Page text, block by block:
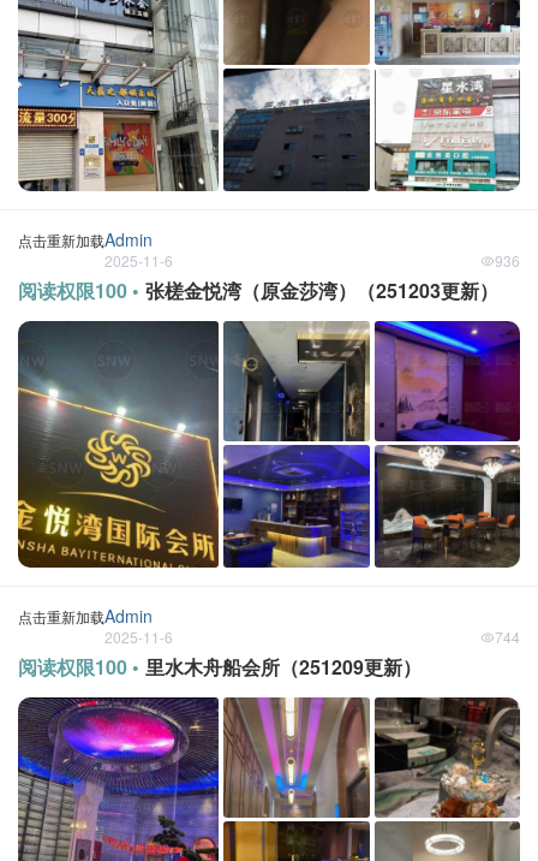
点击重新加载Admin
2025-11-6 936
阅读权限100 • 张槎金悦湾（原金莎湾）（251203更新）
点击重新加载Admin
2025-11-6 744
阅读权限100 • 里水木舟船会所（251209更新）